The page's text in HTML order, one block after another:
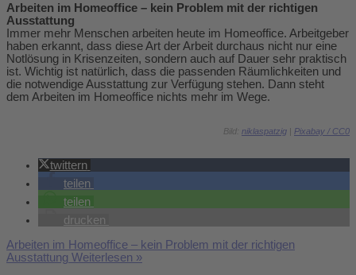
Arbeiten im Homeoffice – kein Problem mit der richtigen
Ausstattung
Immer mehr Menschen arbeiten heute im Homeoffice. Arbeitgeber
haben erkannt, dass diese Art der Arbeit durchaus nicht nur eine
Notlösung in Krisenzeiten, sondern auch auf Dauer sehr praktisch
ist. Wichtig ist natürlich, dass die passenden Räumlichkeiten und
die notwendige Ausstattung zur Verfügung stehen. Dann steht
dem Arbeiten im Homeoffice nichts mehr im Wege.
Bild: niklaspatzig Pixabay / CC0
twittern
teilen
teilen
drucken
Arbeiten im Homeoffice – kein Problem mit der richtigen
Ausstattung Weiterlesen »